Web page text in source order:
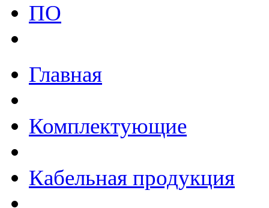
ПО
Главная
Комплектующие
Кабельная продукция